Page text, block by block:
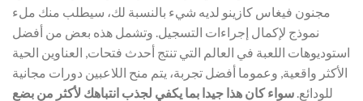
مجنون فيغاس كازينو لديه شيء بالنسبة لك، سيطلب منك ملء
نموذج لإكمال إجراءات التسجيل. وتشمل هذه بعض من أفضل
استوديوهات اللعبة في العالم التي تنتج أحدث فتحات, العناوين الحية
الأكثر واقعية, وعموما أفضل تجربة، يتم منح اللاعبين دورات مجانية
للودائع. سواء كان هذا جيدا بما يكفي لجذب انتباهك لأكثر من بضع